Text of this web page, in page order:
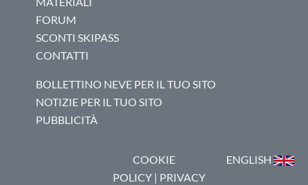
FORUM
SCONTI SKIPASS
CONTATTI
BOLLETTINO NEVE PER IL TUO SITO
NOTIZIE PER IL TUO SITO
PUBBLICITÀ
COOKIE
POLICY| PRIVACY
ENGLISH